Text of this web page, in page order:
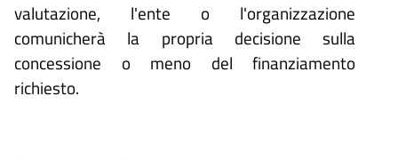
valutazione, l'ente o l'organizzazione
comunicherà la propria decisione sulla
concessione o meno del finanziamento
richiesto.